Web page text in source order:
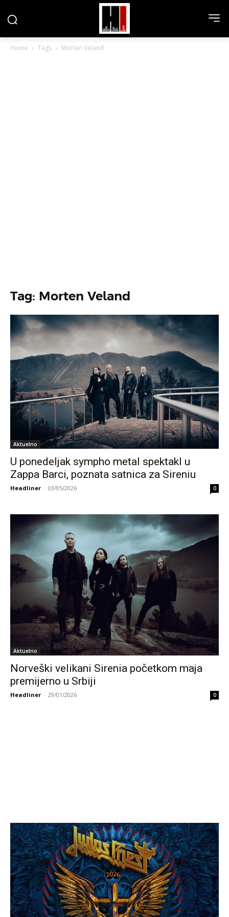
Home Tags Morten Veland
Tag: Morten Veland
Aktuelno
U ponedeljak sympho metal spektakl u
Zappa Barci, poznata satnica za Sireniu
Headliner - 03/05/2026 0
Aktuelno
Norveški velikani Sirenia početkom maja
premijerno u Srbiji
Headliner - 29/01/2026 0